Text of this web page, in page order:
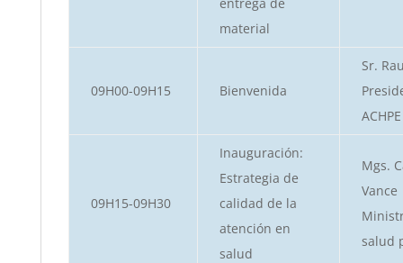
material
09H00-09H15 Bienvenida
Sr.
ACHPE
09H15-09H30
Inauguración:
Estrategia de
calidad de la
atención en
salud
Mgs.
Vance
salud